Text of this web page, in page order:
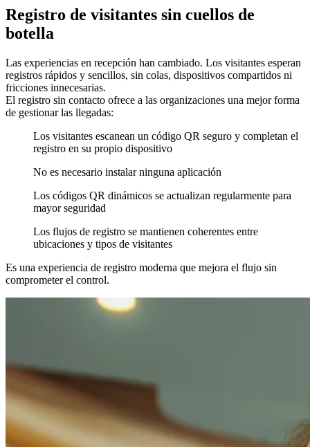
Registro de visitantes sin cuellos de
botella
Las experiencias en recepción han cambiado. Los visitantes esperan
registros rápidos y sencillos, sin colas, dispositivos compartidos ni
fricciones innecesarias.
El registro sin contacto ofrece a las organizaciones una mejor forma
de gestionar las llegadas:
Los visitantes escanean un código QR seguro y completan el
registro en su propio dispositivo
No es necesario instalar ninguna aplicación
Los códigos QR dinámicos se actualizan regularmente para
mayor seguridad
Los flujos de registro se mantienen coherentes entre
ubicaciones y tipos de visitantes
Es una experiencia de registro moderna que mejora el flujo sin
comprometer el control.